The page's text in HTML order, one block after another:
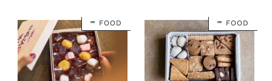
FOOD FOOD